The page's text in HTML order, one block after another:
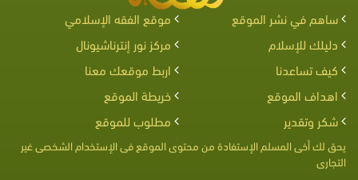
ساهم في نشر الموقع
موقع الفقه الإسلامي
دليلك للإسلام
مركز نور إنترناشيونال
كيف تساعدنا
اربط موقعك معنا
اهداف الموقع
خريطة الموقع
شكر وتقدير
مطلوب للموقع
يحق لك أخى المسلم الإستفادة من محتوى الموقع فى الإستخدام الشخصى غير
التجارى